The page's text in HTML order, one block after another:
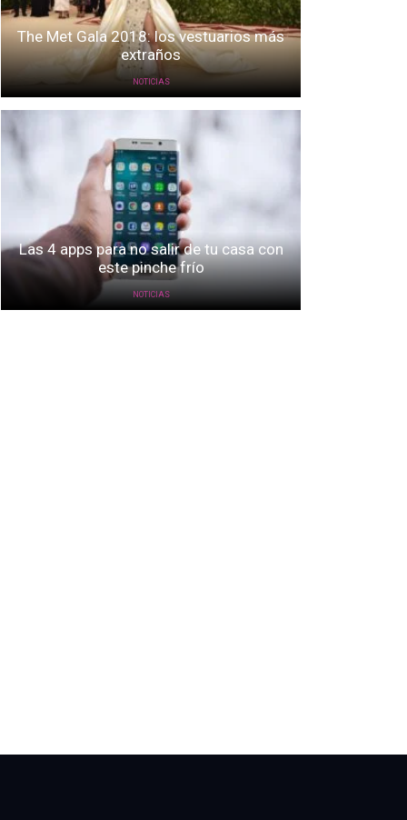
The Met Gala 2018: los vestuarios más
extraños
NOTICIAS
Las 4 apps para no salir de tu casa con
este pinche frío
NOTICIAS